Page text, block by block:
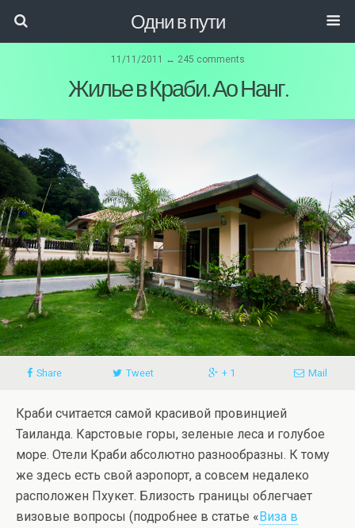
Одни в пути
11/11/2011 ↔ 245 comments
Жилье в Краби. Ао Нанг.
Share Tweet + 1 Mail
Краби считается самой красивой провинцией
Таиланда. Карстовые горы, зеленые леса и голубое
море. Отели Краби абсолютно разнообразны. К тому
же здесь есть свой аэропорт, а совсем недалеко
расположен Пхукет. Близость границы облегчает
визовые вопросы (подробнее в статье «Виза в